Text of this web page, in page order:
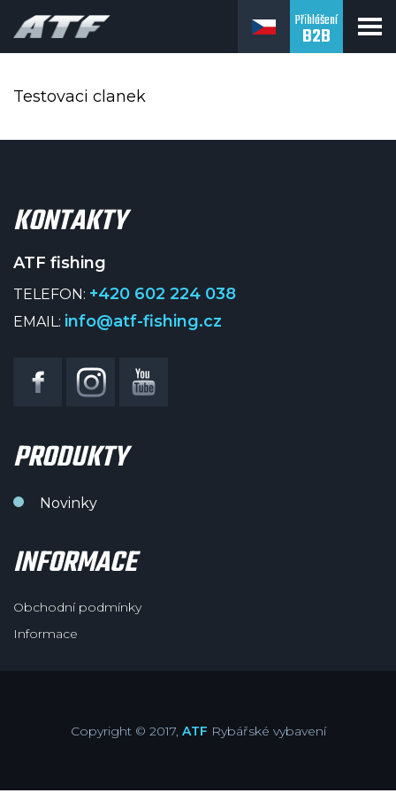
Přihlášení
B2B
Testovaci clanek
KONTAKTY
ATF fishing
TELEFON: +420 602 224 038
EMAIL: info@atf-fishing.cz
PRODUKTY
Novinky
INFORMACE
Obchodní podmínky
Informace
Copyright © 2017, ATF Rybářské vybavení